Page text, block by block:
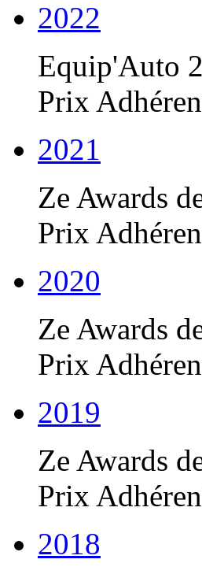
2022
Equip'Auto
Prix
2021
Ze Awards
Prix
2020
Ze Awards
Prix
2019
Ze Awards
Prix
2018